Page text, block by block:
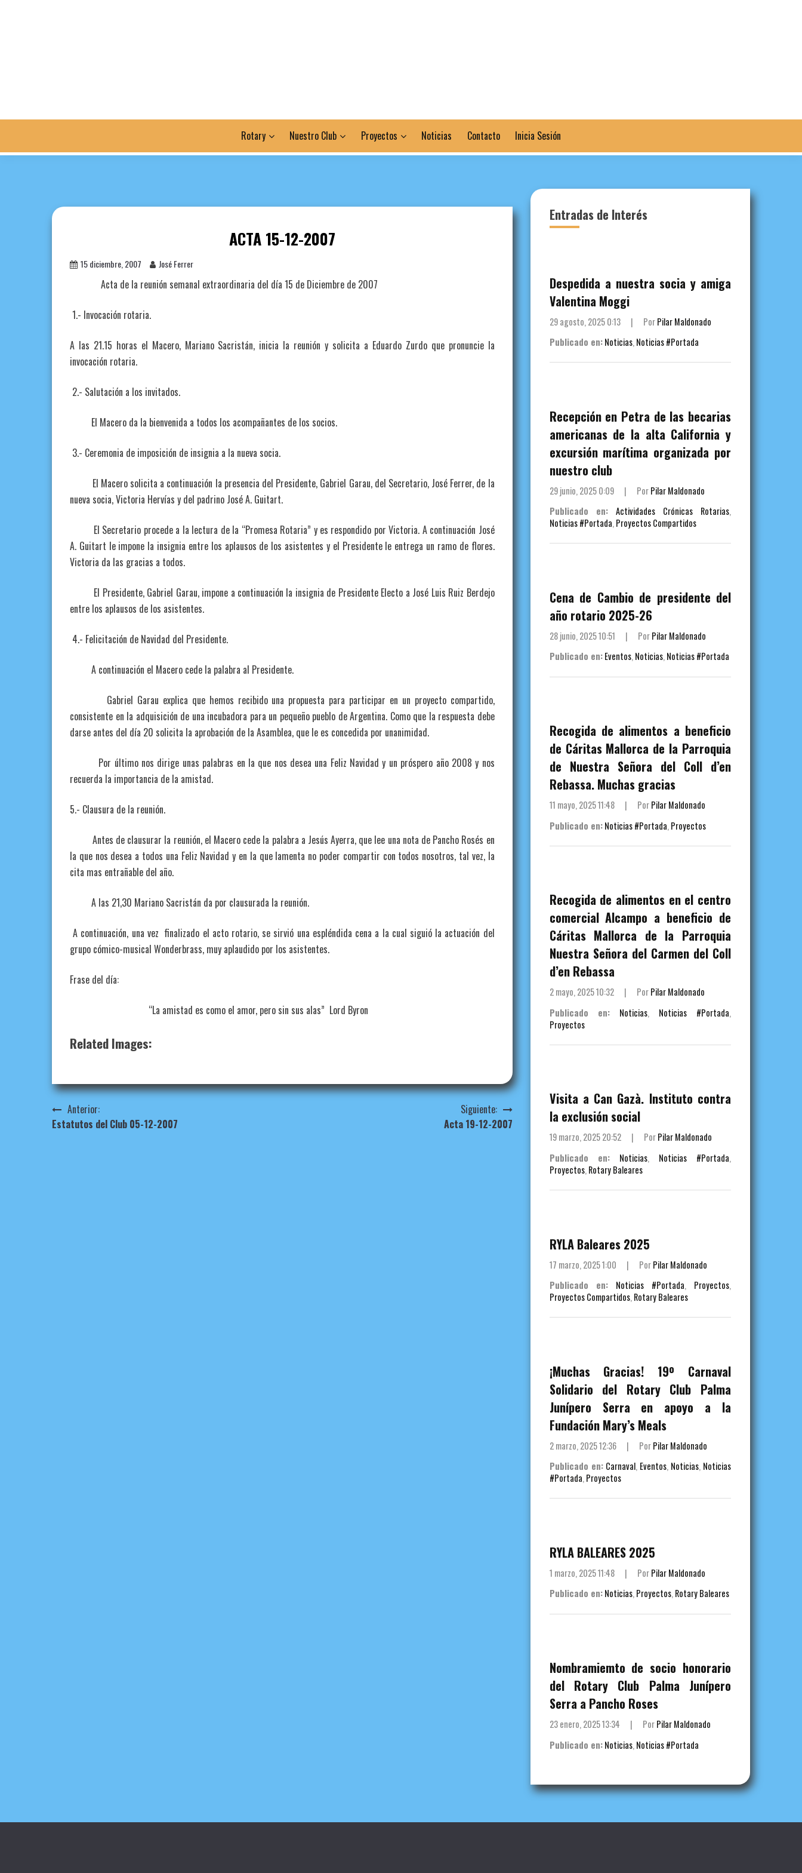
Rotary Nuestro Club Proyectos Noticias Contacto Inicia Sesión
ACTA 15-12-2007
15 diciembre, 2007 José Ferrer
Acta de la reunión semanal extraordinaria del día 15 de Diciembre de 2007
1.- Invocación rotaria.
A las 21.15 horas el Macero, Mariano Sacristán, inicia la reunión y solicita a Eduardo Zurdo que pronuncie la
invocación rotaria.
2.- Salutación a los invitados.
El Macero da la bienvenida a todos los acompañantes de los socios.
3.- Ceremonia de imposición de insignia a la nueva socia.
El Macero solicita a continuación la presencia del Presidente, Gabriel Garau, del Secretario, José Ferrer, de la
nueva socia, Victoria Hervías y del padrino José A. Guitart.
El Secretario procede a la lectura de la “Promesa Rotaria” y es respondido por Victoria. A continuación José
A. Guitart le impone la insignia entre los aplausos de los asistentes y el Presidente le entrega un ramo de flores.
Victoria da las gracias a todos.
El Presidente, Gabriel Garau, impone a continuación la insignia de Presidente Electo a José Luis Ruiz Berdejo
entre los aplausos de los asistentes.
4.- Felicitación de Navidad del Presidente.
A continuación el Macero cede la palabra al Presidente.
Gabriel Garau explica que hemos recibido una propuesta para participar en un proyecto compartido,
consistente en la adquisición de una incubadora para un pequeño pueblo de Argentina. Como que la respuesta debe
darse antes del día 20 solicita la aprobación de la Asamblea, que le es concedida por unanimidad.
Por último nos dirige unas palabras en la que nos desea una Feliz Navidad y un próspero año 2008 y nos
recuerda la importancia de la amistad.
5.- Clausura de la reunión.
Antes de clausurar la reunión, el Macero cede la palabra a Jesús Ayerra, que lee una nota de Pancho Rosés en
la que nos desea a todos una Feliz Navidad y en la que lamenta no poder compartir con todos nosotros, tal vez, la
cita mas entrañable del año.
A las 21,30 Mariano Sacristán da por clausurada la reunión.
A continuación, una vez finalizado el acto rotario, se sirvió una espléndida cena a la cual siguió la actuación del
grupo cómico-musical Wonderbrass, muy aplaudido por los asistentes.
Frase del día:
“La amistad es como el amor, pero sin sus alas” Lord Byron
Related Images:
Navegación
de
Anterior:
Estatutos del Club 05-12-2007
Siguiente:
Acta 19-12-2007
Entradas de Interés
Despedida a nuestra socia y amiga
Valentina Moggi
29 agosto, 2025 0:13 | PorPilar Maldonado
Publicado en: Noticias, Noticias #Portada
Recepción en Petra de las becarias
americanas de la alta California y
excursión marítima organizada por
nuestro club
29 junio, 2025 0:09 | PorPilar Maldonado
Publicado en:
Actividades Crónicas Rotarias,
Noticias #Portada, Proyectos Compartidos
Cena de Cambio de presidente del
año rotario 2025-26
28 junio, 2025 10:51 | PorPilar Maldonado
Publicado en: Eventos,Noticias,Noticias #Portada
Recogida de alimentos a beneficio
de Cáritas Mallorca de la Parroquia
de Nuestra Señora del Coll d’en
Rebassa. Muchas gracias
11 mayo, 2025 11:48 | PorPilar Maldonado
Publicado en: Noticias #Portada, Proyectos
Recogida de alimentos en el centro
comercial Alcampo a beneficio de
Cáritas Mallorca de la Parroquia
Nuestra Señora del Carmen del Coll
d’en Rebassa
2 mayo, 2025 10:32 | PorPilar Maldonado
Publicado en:
Noticias, Noticias #Portada,
Proyectos
Visita a Can Gazà. Instituto contra
la exclusión social
19 marzo, 2025 20:52 | PorPilar Maldonado
Publicado en:
Noticias, Noticias #Portada,
Proyectos, Rotary Baleares
RYLA Baleares 2025
17 marzo, 2025 1:00 | PorPilar Maldonado
Publicado en:
Noticias #Portada, Proyectos,
Proyectos Compartidos, Rotary Baleares
¡Muchas Gracias! 19º Carnaval
Solidario del Rotary Club Palma
Junípero Serra en apoyo a la
Fundación Mary’s Meals
2 marzo, 2025 12:36 | PorPilar Maldonado
Publicado en: Carnaval, Eventos, Noticias, Noticias
#Portada, Proyectos
RYLA BALEARES 2025
1 marzo, 2025 11:48 | PorPilar Maldonado
Publicado en: Noticias,Proyectos,Rotary Baleares
Nombramiemto de socio honorario
del Rotary Club Palma Junípero
Serra a Pancho Roses
23 enero, 2025 13:34 | PorPilar Maldonado
Publicado en: Noticias, Noticias #Portada